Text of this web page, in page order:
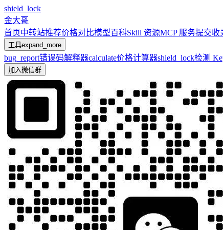
shield_lock
金大哥
首页中转站推荐价格对比模型百科Skill 资源MCP 服务提交收
工具expand_more
bug_report错误码解释器calculate价格计算器shield_lock检测
加入微信群